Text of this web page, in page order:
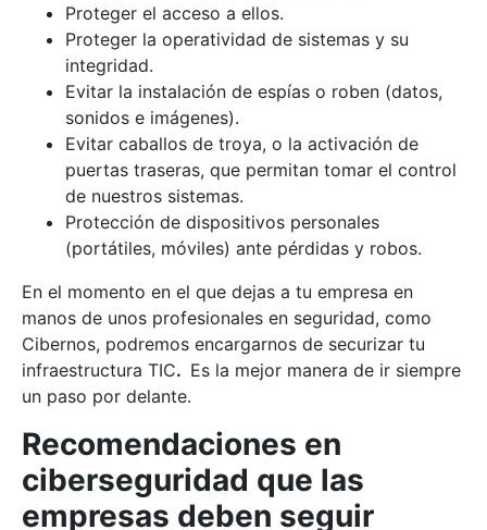
Proteger el acceso a ellos.
Proteger la operatividad de sistemas y su
integridad.
Evitar la instalación de espías o roben (datos,
sonidos e imágenes).
Evitar caballos de troya, o la activación de
puertas traseras, que permitan tomar el control
de nuestros sistemas.
Protección de dispositivos personales
(portátiles, móviles) ante pérdidas y robos.
En el momento en el que dejas a tu empresa en
manos de unos profesionales en seguridad, como
Cibernos, podremos encargarnos de securizar tu
infraestructura TIC. Es la mejor manera de ir siempre
un paso por delante.
Recomendaciones en
ciberseguridad que las
empresas deben seguir